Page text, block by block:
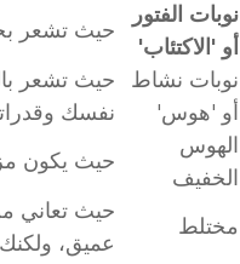
نوبات الفتور
أو 'الاكتئاب'
حيث تشعر
نوبات نشاط
أو 'هوس'
حيث تشعر
نفسك
الهوس
الخفيف
حيث يكون
مختلط
حيث تعاني
عميق،